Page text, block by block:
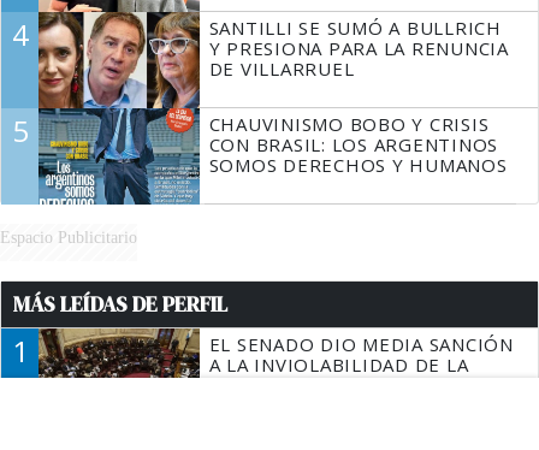
4
SANTILLI SE SUMÓ A BULLRICH
Y PRESIONA PARA LA RENUNCIA
DE VILLARRUEL
5
CHAUVINISMO BOBO Y CRISIS
CON BRASIL: LOS ARGENTINOS
SOMOS DERECHOS Y HUMANOS
Espacio Publicitario
MÁS LEÍDAS DE PERFIL
1
EL SENADO DIO MEDIA SANCIÓN
A LA INVIOLABILIDAD DE LA